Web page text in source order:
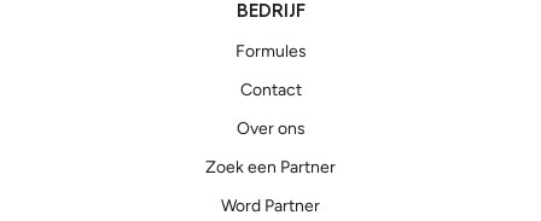
BEDRIJF
Formules
Contact
Over ons
Zoek een Partner
Word Partner